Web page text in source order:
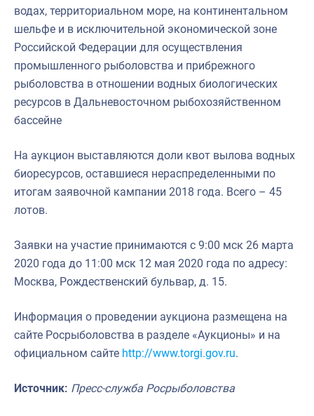
водах, территориальном море, на континентальном
шельфе и в исключительной экономической зоне
Российской Федерации для осуществления
промышленного рыболовства и прибрежного
рыболовства в отношении водных биологических
ресурсов в Дальневосточном рыбохозяйственном
бассейне
На аукцион выставляются доли квот вылова водных
биоресурсов, оставшиеся нераспределенными по
итогам заявочной кампании 2018 года. Всего – 45
лотов.
Заявки на участие принимаются с 9:00 мск 26 марта
2020 года до 11:00 мск 12 мая 2020 года по адресу:
Москва, Рождественский бульвар, д. 15.
Информация о проведении аукциона размещена на
сайте Росрыболовства в разделе «Аукционы» и на
официальном сайте http://www.torgi.gov.ru.
Источник: Пресс-служба Росрыболовства